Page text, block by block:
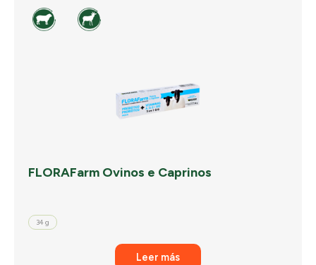
FLORAFarm Ovinos e Caprinos
34 g
Leer más